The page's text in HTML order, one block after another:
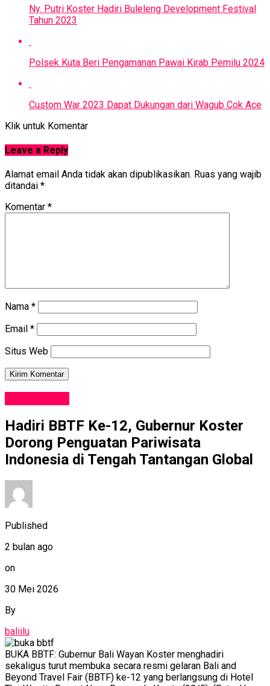
Ny. Putri Koster Hadiri Buleleng Development Festival
Tahun 2023
Polsek Kuta Beri Pengamanan Pawai Kirab Pemilu 2024
Custom War 2023 Dapat Dukungan dari Wagub Cok Ace
Klik untuk Komentar
Leave a Reply
Alamat email Anda tidak akan dipublikasikan. Ruas yang wajib
ditandai *
Komentar *
Nama *
Email *
Situs Web
Hadiri BBTF Ke-12, Gubernur Koster
Dorong Penguatan Pariwisata
Indonesia di Tengah Tantangan Global
Published
2 bulan ago
on
30 Mei 2026
By
baliilu
BUKA BBTF: Gubernur Bali Wayan Koster menghadiri
sekaligus turut membuka secara resmi gelaran Bali and
Beyond Travel Fair (BBTF) ke-12 yang berlangsung di Hotel